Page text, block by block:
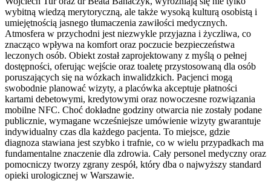
wybitną wiedzą merytoryczną, ale także wysoką kulturą osobistą i
umiejętnością jasnego tłumaczenia zawiłości medycznych.
Atmosfera w przychodni jest niezwykle przyjazna i życzliwa, co
znacząco wpływa na komfort oraz poczucie bezpieczeństwa
leczonych osób. Obiekt został zaprojektowany z myślą o pełnej
dostępności, oferując wejście oraz toaletę przystosowaną dla osób
poruszających się na wózkach inwalidzkich. Pacjenci mogą
swobodnie planować wizyty, a placówka akceptuje płatności
kartami debetowymi, kredytowymi oraz nowoczesne rozwiązania
mobilne NFC. Choć dokładne godziny otwarcia nie zostały podane
publicznie, wymagane wcześniejsze umówienie wizyty gwarantuje
indywidualny czas dla każdego pacjenta. To miejsce, gdzie
diagnoza stawiana jest szybko i trafnie, co w wielu przypadkach ma
fundamentalne znaczenie dla zdrowia. Cały personel medyczny oraz
pomocniczy tworzy zgrany zespół, który dba o najwyższy standard
opieki urologicznej w Warszawie.